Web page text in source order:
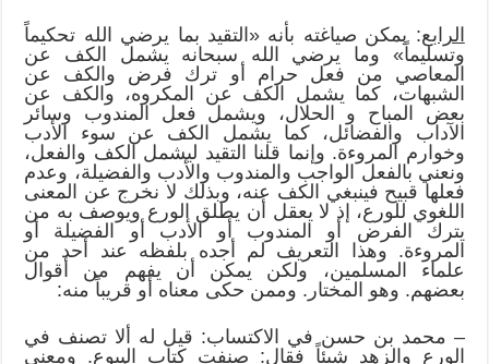
الرابع: يمكن صياغته بأنه «التقيد بما يرضي الله تحكيماً
وتسليماً» وما يرضي الله سبحانه يشمل الكف عن
المعاصي من فعل حرام أو ترك فرض والكف عن
الشبهات، كما يشمل الكف عن المكروه، والكف عن
بعض المباح و الحلال، ويشمل فعل المندوب وسائر
الآداب والفضائل، كما يشمل الكف عن سوء الأدب
وخوارم المروءة. وإنما قلنا التقيد ليشمل الكف والفعل،
ونعني بالفعل الواجب والمندوب والأدب والفضيلة، وعدم
فعلها قبيح فينبغي الكف عنه، وبذلك لا نخرج عن المعنى
اللغوي للورع، إذ لا يعقل أن يطلق الورع ويوصف به من
يترك الفرض أو المندوب أو الأدب أو الفضيلة أو
المروءة. وهذا التعريف لم أجده بلفظه عند أحد من
علماء المسلمين، ولكن يمكن أن يفهم من أقوال
بعضهم. وهو المختار. وممن حكى معناه أو قريباً منه:
– محمد بن حسن في الاكتساب: قيل له ألا تصنف في
الورع والزهد شيئاً فقال: صنفت كتاب البيوع. ومعنى